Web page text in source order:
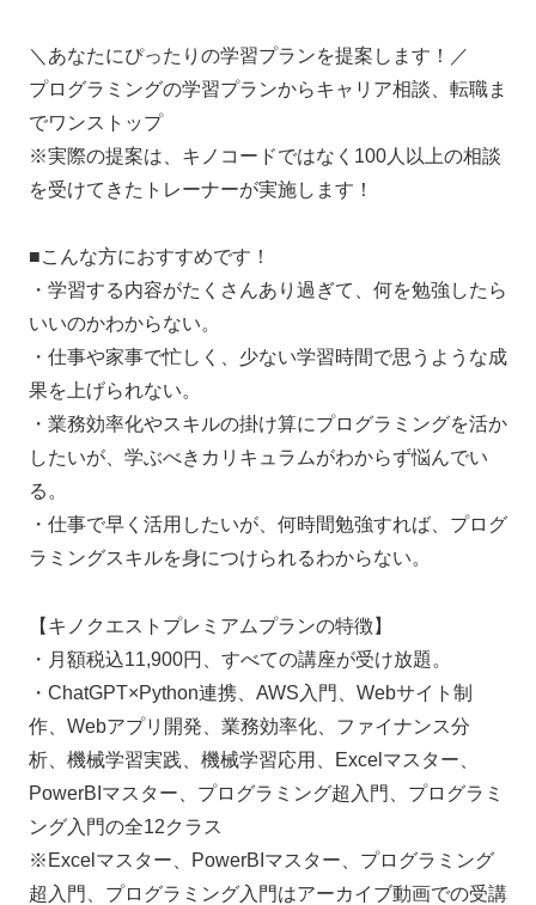
＼あなたにぴったりの学習プランを提案します！／
プログラミングの学習プランからキャリア相談、転職ま
でワンストップ
※実際の提案は、キノコードではなく100人以上の相談
を受けてきたトレーナーが実施します！
■こんな方におすすめです！
・学習する内容がたくさんあり過ぎて、何を勉強したら
いいのかわからない。
・仕事や家事で忙しく、少ない学習時間で思うような成
果を上げられない。
・業務効率化やスキルの掛け算にプログラミングを活か
したいが、学ぶべきカリキュラムがわからず悩んでい
る。
・仕事で早く活用したいが、何時間勉強すれば、プログ
ラミングスキルを身につけられるわからない。
【キノクエストプレミアムプランの特徴】
・月額税込11,900円、すべての講座が受け放題。
・ChatGPT×Python連携、AWS入門、Webサイト制
作、Webアプリ開発、業務効率化、ファイナンス分
析、機械学習実践、機械学習応用、Excelマスター、
PowerBIマスター、プログラミング超入門、プログラミ
ング入門の全12クラス
※Excelマスター、PowerBIマスター、プログラミング
超入門、プログラミング入門はアーカイブ動画での受講